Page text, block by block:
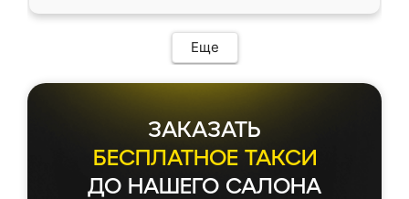
мебель сразу встала на свое место без
каких-либо доработок. Качеством осталась
довольна, все выглядит так, как и ожидала.
Еще
ЗАКАЗАТЬ
БЕСПЛАТНОЕ ТАКСИ
ДО НАШЕГО САЛОНА